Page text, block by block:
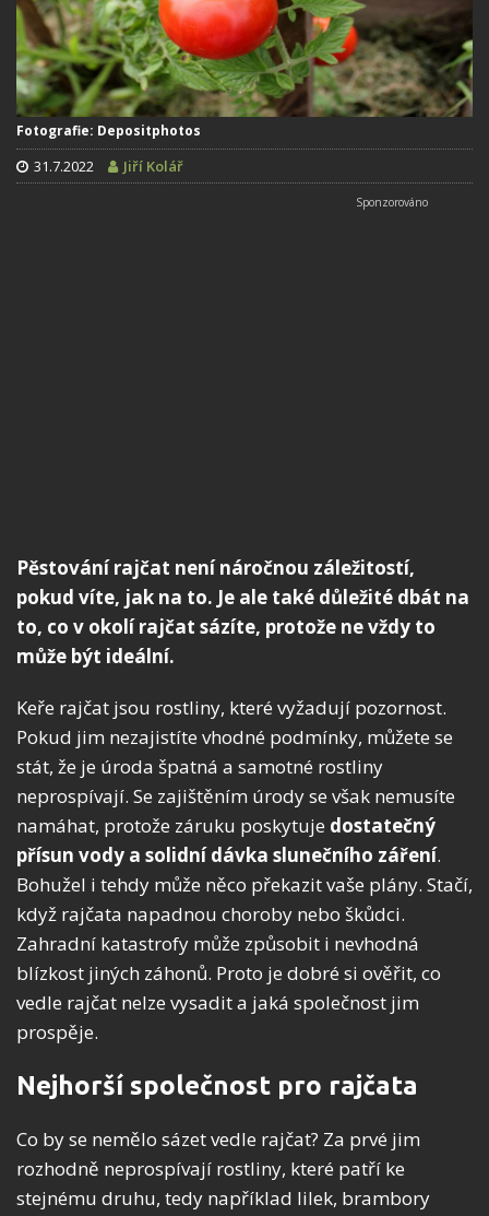
Fotografie: Depositphotos
31.7.2022 Jiří Kolář
Pěstování rajčat není náročnou záležitostí,
pokud víte, jak na to. Je ale také důležité dbát na
to, co v okolí rajčat sázíte, protože ne vždy to
může být ideální.
Keře rajčat jsou rostliny, které vyžadují pozornost.
Pokud jim nezajistíte vhodné podmínky, můžete se
stát, že je úroda špatná a samotné rostliny
neprospívají. Se zajištěním úrody se však nemusíte
namáhat, protože záruku poskytuje dostatečný
přísun vody a solidní dávka slunečního záření.
Bohužel i tehdy může něco překazit vaše plány. Stačí,
když rajčata napadnou choroby nebo škůdci.
Zahradní katastrofy může způsobit i nevhodná
blízkost jiných záhonů. Proto je dobré si ověřit, co
vedle rajčat nelze vysadit a jaká společnost jim
prospěje.
Nejhorší společnost pro rajčata
Co by se nemělo sázet vedle rajčat? Za prvé jim
rozhodně neprospívají rostliny, které patří ke
stejnému druhu, tedy například lilek, brambory